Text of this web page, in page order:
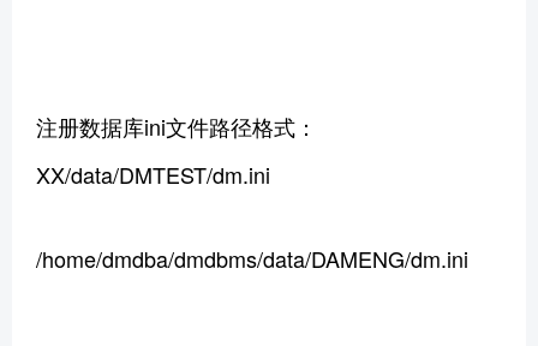
注册数据库ini文件路径格式：
XX/data/DMTEST/dm.ini
/home/dmdba/dmdbms/data/DAMENG/dm.ini